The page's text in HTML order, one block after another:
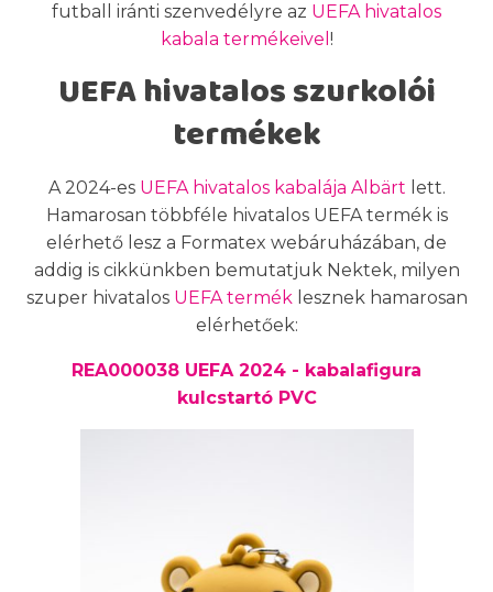
futball iránti szenvedélyre az UEFA hivatalos
kabala termékeivel !
UEFA hivatalos szurkolói
termékek
A 2024-es UEFA hivatalos kabalája Albärt lett.
Hamarosan többféle hivatalos UEFA termék is
elérhető lesz a Formatex webáruházában, de
addig is cikkünkben bemutatjuk Nektek, milyen
szuper hivatalos UEFA terméklesznek hamarosan
elérhetőek:
REA000038 UEFA 2024 - kabalafigura
kulcstartó PVC